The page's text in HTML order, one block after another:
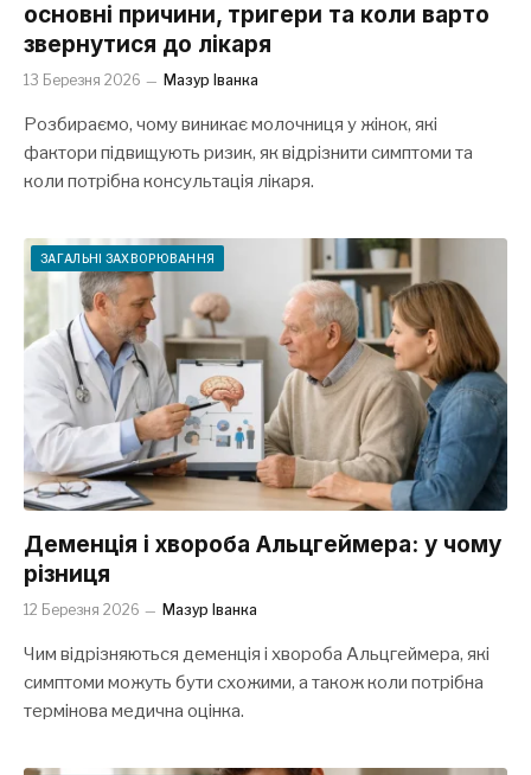
основні причини, тригери та коли варто
звернутися до лікаря
13 Березня 2026 Мазур Іванка
Розбираємо, чому виникає молочниця у жінок, які
фактори підвищують ризик, як відрізнити симптоми та
коли потрібна консультація лікаря.
ЗАГАЛЬНІ ЗАХВОРЮВАННЯ
Деменція і хвороба Альцгеймера: у чому
різниця
12 Березня 2026 Мазур Іванка
Чим відрізняються деменція і хвороба Альцгеймера, які
симптоми можуть бути схожими, а також коли потрібна
термінова медична оцінка.